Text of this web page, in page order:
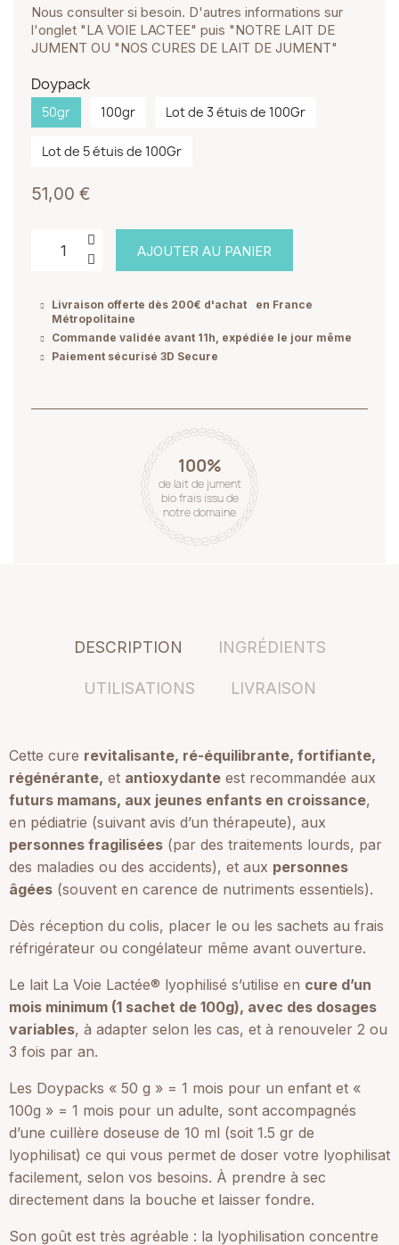
Nous consulter si besoin. D'autres informations sur
l'onglet "LA VOIE LACTEE" puis "NOTRE LAIT DE
JUMENT OU "NOS CURES DE LAIT DE JUMENT"
Doypack
50gr 100gr Lot de 3 étuis de 100Gr
Lot de 5 étuis de 100Gr
51,00 €
AJOUTER AU PANIER
Livraison offerte dès 200€ d'achat en France
Métropolitaine
Commande validée avant 11h, expédiée le jour même
Paiement sécurisé 3D Secure
100%
de lait de jument
bio frais issu de
notre domaine
DESCRIPTION INGRÉDIENTS
UTILISATIONS LIVRAISON
Cette cure revitalisante, ré-équilibrante, fortifiante,
régénérante, et antioxydante est recommandée aux
futurs mamans, aux jeunes enfants en croissance,
en pédiatrie (suivant avis d’un thérapeute), aux
personnes fragilisées (par des traitements lourds, par
des maladies ou des accidents), et aux personnes
âgées (souvent en carence de nutriments essentiels).
Dès réception du colis, placer le ou les sachets au frais
réfrigérateur ou congélateur même avant ouverture.
Le lait La Voie Lactée® lyophilisé s’utilise en cure d’un
mois minimum (1 sachet de 100g), avec des dosages
variables, à adapter selon les cas, et à renouveler 2 ou
3 fois par an.
Les Doypacks « 50 g » = 1 mois pour un enfant et «
100g » = 1 mois pour un adulte, sont accompagnés
d’une cuillère doseuse de 10 ml (soit 1.5 gr de
lyophilisat) ce qui vous permet de doser votre lyophilisat
facilement, selon vos besoins. À prendre à sec
directement dans la bouche et laisser fondre.
Son goût est très agréable : la lyophilisation concentre